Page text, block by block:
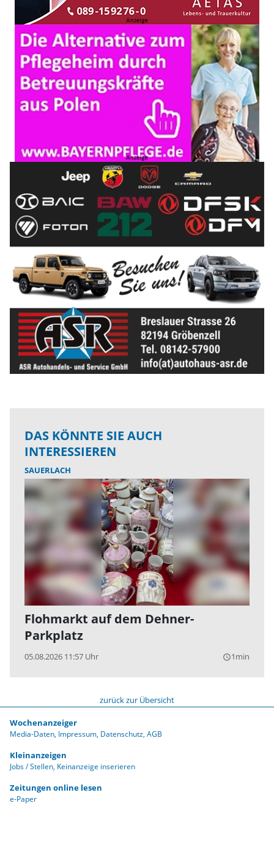
DAS KÖNNTE SIE AUCH
INTERESSIEREN
SAUERLACH
Flohmarkt auf dem Dehner-
Parkplatz
05.08.2026 11:57 Uhr query_builder1min
zurück zur Übersicht
Wochenanzeiger
Media-Daten Impressum Datenschutz AGB
Kleinanzeigen
Jobs / Stellen Keinanzeige inserieren
Zeitungen online lesen
e-Paper